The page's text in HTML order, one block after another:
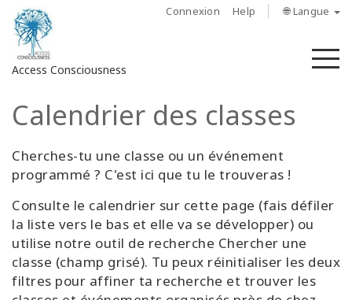
Connexion Help 🌐 Langue
Access Consciousness
Connectez-
sur
votre
À
propos
Access
Calendrier des classes
Cherches-tu une classe ou un événement
programmé ? C'est ici que tu le trouveras !
Consulte le calendrier sur cette page (fais défiler
la liste vers le bas et elle va se développer) ou
utilise notre outil de recherche Chercher une
classe (champ grisé). Tu peux réinitialiser les deux
filtres pour affiner ta recherche et trouver les